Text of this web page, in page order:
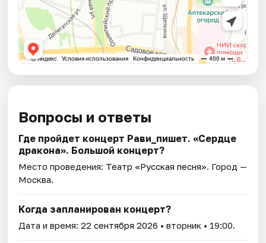
Вопросы и ответы
Где пройдет концерт Рави_пишет. «Сердце
дракона». Большой концерт?
Место проведения: Театр «Русская песня». Город —
Москва.
Когда запланирован концерт?
Дата и время:22 сентября 2026 • вторник • 19:00.